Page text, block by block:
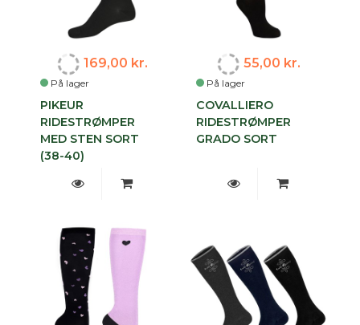
På lager
169,00 kr.
PIKEUR
RIDESTRØMPER
MED STEN SORT
(38-40)
På lager
55,00 kr.
COVALLIERO
RIDESTRØMPER
GRADO SORT